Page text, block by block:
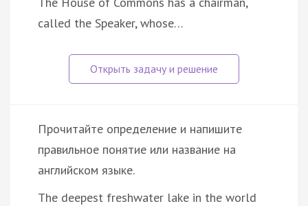
called the Speaker, whose…
Прочитайте определение и напишите
правильное понятие или название на
английском языке.
The deepest freshwater lake in the world